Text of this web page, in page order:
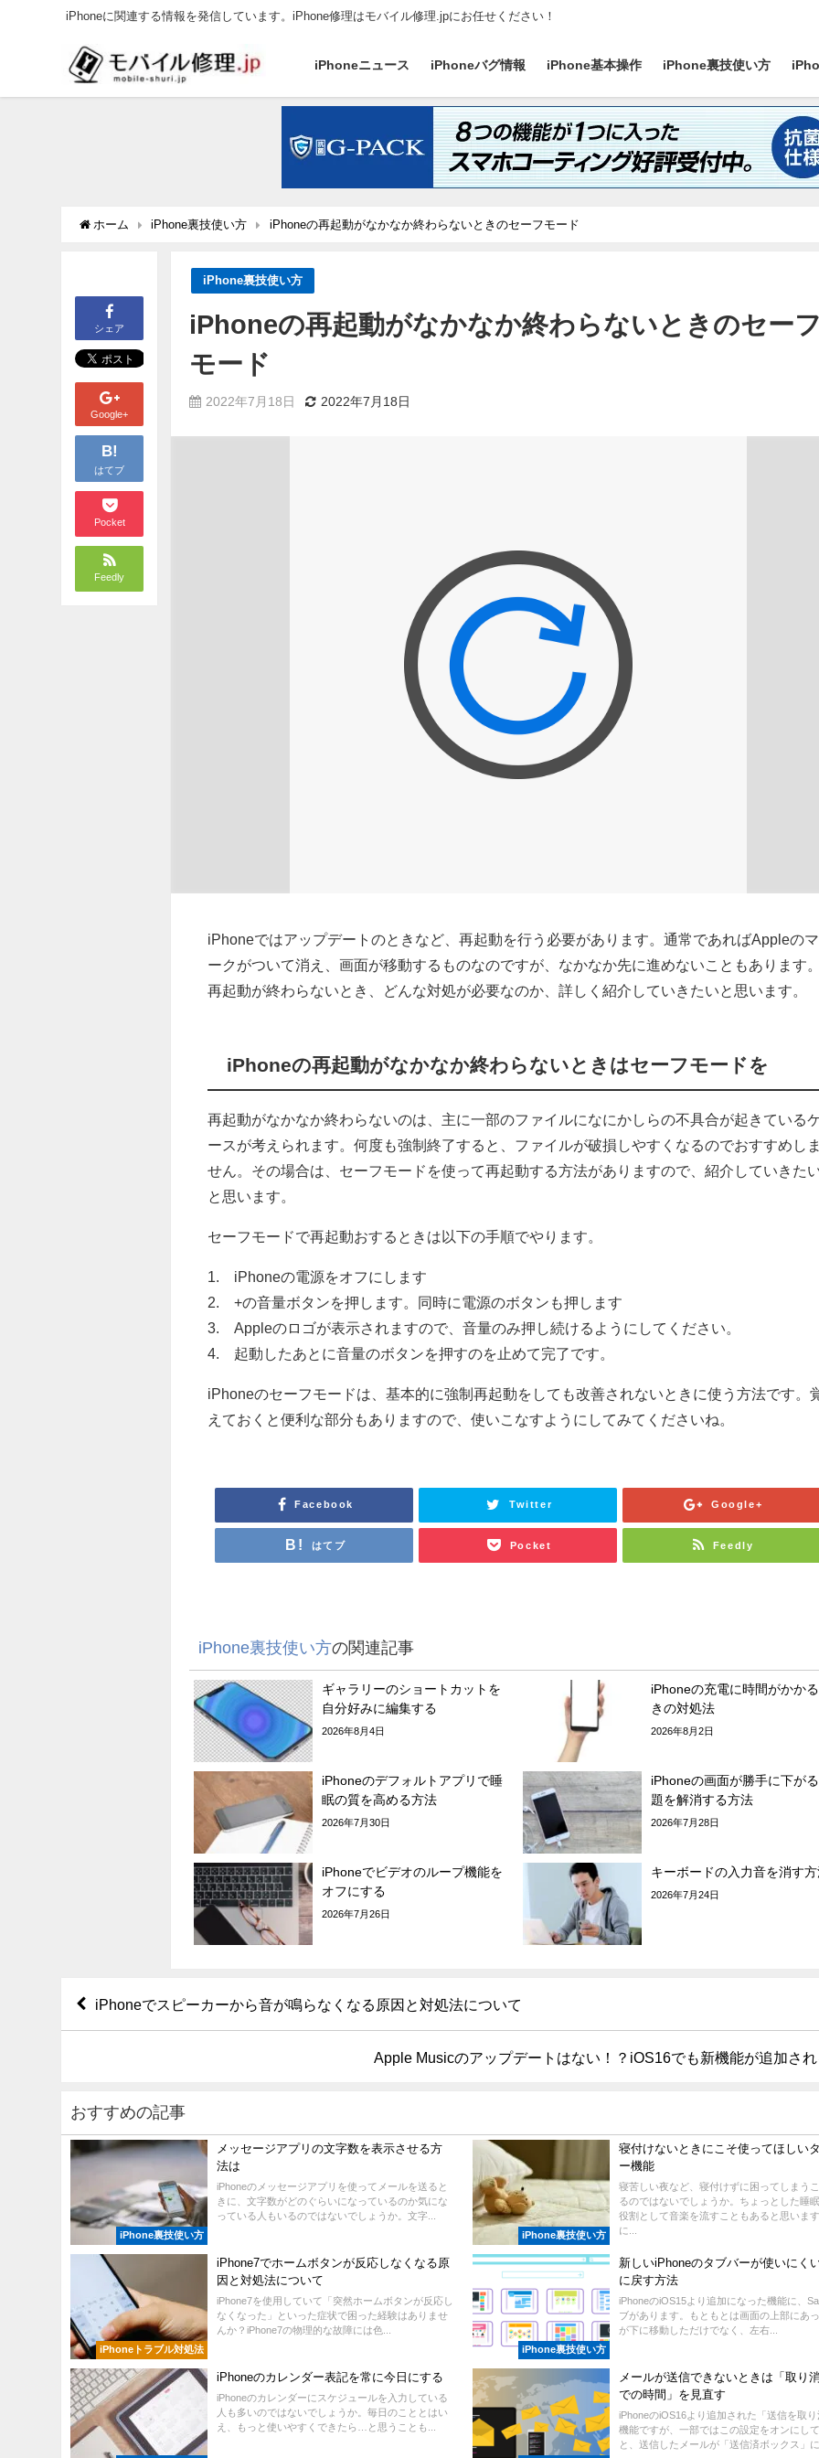
iPhoneに関連する情報を発信しています。iPhone修理はモバイル修理.jpにお任せください！
iPhoneニュース iPhoneバグ情報 iPhone基本操作 iPhone裏技使い方
ホーム iPhone裏技使い方 iPhoneの再起動がなかなか終わらないときのセーフモード
シェア
Google+
B!
はてブ
Pocket
Feedly
iPhone裏技使い方
iPhoneの再起動がなかなか終わらないときのセー
モード
2022年7月18日 2022年7月18日
iPhoneではアップデートのときなど、再起動を行う必要があります。通常であればAppleのマ
ークがついて消え、画面が移動するものなのですが、なかなか先に進めないこともあります
再起動が終わらないとき、どんな対処が必要なのか、詳しく紹介していきたいと思います。
iPhoneの再起動がなかなか終わらないときはセーフモードを
再起動がなかなか終わらないのは、主に一部のファイルになにかしらの不具合が起きている
ースが考えられます。何度も強制終了すると、ファイルが破損しやすくなるのでおすすめし
せん。その場合は、セーフモードを使って再起動する方法がありますので、紹介していきた
と思います。
セーフモードで再起動おするときは以下の手順でやります。
1. iPhoneの電源をオフにします
2. +の音量ボタンを押します。同時に電源のボタンも押します
3. Appleのロゴが表示されますので、音量のみ押し続けるようにしてください。
4. 起動したあとに音量のボタンを押すのを止めて完了です。
iPhoneのセーフモードは、基本的に強制再起動をしても改善されないときに使う方法です。
えておくと便利な部分もありますので、使いこなすようにしてみてくださいね。
Facebook Twitter Google+
はてブ Pocket Feedly
iPhone裏技使い方の関連記事
ギャラリーのショートカットを
自分好みに編集する
2026年8月4日
iPhoneの充電に時間がかか
きの対処法
2026年8月2日
iPhoneのデフォルトアプリで睡
眠の質を高める方法
2026年7月30日
iPhoneの画面が勝手に下が
題を解消する方法
2026年7月28日
iPhoneでビデオのループ機能を
オフにする
2026年7月26日
キーボードの入力音を消す
2026年7月24日
iPhoneでスピーカーから音が鳴らなくなる原因と対処法について
Apple Musicのアップデートはない！？iOS16でも新機能が追加さ
おすすめの記事
iPhone裏技使い方
メッセージアプリの文字数を表示させる方
法は
iPhoneのメッセージアプリを使ってメールを送ると
きに、文字数がどのぐらいになっているのか気にな
っている人もいるのではないでしょうか。文字...
iPhone裏技使い方
寝付けないときにこそ使ってほしい
ー機能
寝苦しい夜など、寝付けずに困ってしまう
るのではないでしょうか。ちょっとした睡
役割として音楽を流すこともあると思いま
に...
iPhoneトラブル対処法
iPhone7でホームボタンが反応しなくなる原
因と対処法について
iPhone7を使用していて「突然ホームボタンが反応し
なくなった」といった症状で困った経験はありませ
んか？iPhone7の物理的な故障には色...
iPhone裏技使い方
新しいiPhoneのタブバーが使いにく
に戻す方法
iPhoneのiOS15より追加になった機能に、
ブがあります。もともとは画面の上部にあ
が下に移動しただけでなく、左右...
iPhoneのカレンダー表記を常に今日にする
iPhoneのカレンダーにスケジュールを入力している
人も多いのではないでしょうか。毎日のこととはい
え、もっと使いやすくできたら…と思うことも...
メールが送信できないときは「取り
での時間」を見直す
iPhoneのiOS16より追加された「送信を取
機能ですが、一部ではこの設定をオンにし
と、送信したメールが「送信済ボックス」